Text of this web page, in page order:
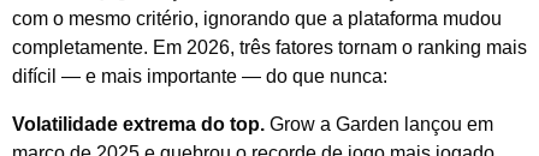
com o mesmo critério, ignorando que a plataforma mudou
completamente. Em 2026, três fatores tornam o ranking mais
difícil — e mais importante — do que nunca:
Volatilidade extrema do top. Grow a Garden lançou em